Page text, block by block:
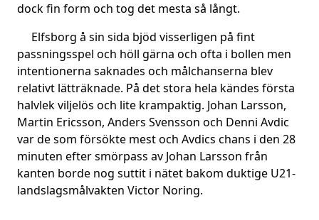
dock fin form och tog det mesta så långt.
Elfsborg å sin sida bjöd visserligen på fint
passningsspel och höll gärna och ofta i bollen men
intentionerna saknades och målchanserna blev
relativt lätträknade. På det stora hela kändes första
halvlek viljelös och lite krampaktig. Johan Larsson,
Martin Ericsson, Anders Svensson och Denni Avdic
var de som försökte mest och Avdics chans i den 28
minuten efter smörpass av Johan Larsson från
kanten borde nog suttit i nätet bakom duktige U21-
landslagsmålvakten Victor Noring.